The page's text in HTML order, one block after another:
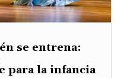
se entrena:
para la infancia